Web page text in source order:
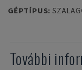
GÉPTÍPUS:
További